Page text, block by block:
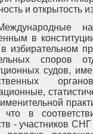
и открытость
в
в избирательном
споров
судов,
в
- участников